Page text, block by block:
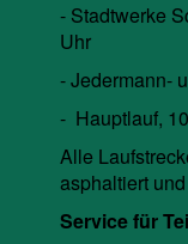
- Stadtwerke
Uhr
- Jedermann-
- Hauptlauf,
Alle
asphaltiert
Service für